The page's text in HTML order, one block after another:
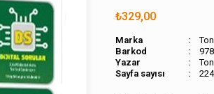
₺329,00
Marka
Barkod
Sayfa sayısı
224